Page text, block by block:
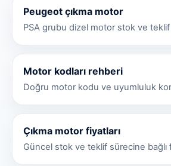
Peugeot çıkma motor
PSA grubu dizel motor stok ve teklif
Motor kodları rehberi
Doğru motor kodu ve uyumluluk
Çıkma motor fiyatları
Güncel stok ve teklif sürecine bağlı